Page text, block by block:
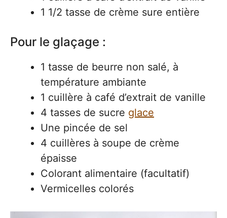
1 1/2 tasse de crème sure entière
Pour le glaçage :
1 tasse de beurre non salé, à
température ambiante
1 cuillère à café d’extrait de vanille
4 tasses de sucre glace
Une pincée de sel
4 cuillères à soupe de crème
épaisse
Colorant alimentaire (facultatif)
Vermicelles colorés